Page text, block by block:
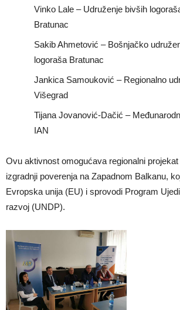
Vinko Lale – Udruženje bivših
Bratunac
Sakib Ahmetović – Bošnjačko
logoraša Bratunac
Jankica Samouković – Regionalno
Višegrad
Tijana Jovanović-Dačić –
IAN
Ovu aktivnost omogućava regionalni
izgradnji poverenja na Zapadnom Balkanu,
Evropska unija (EU) i sprovodi Program
razvoj (UNDP).